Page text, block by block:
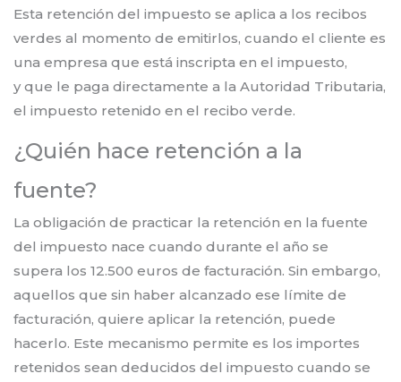
Esta retención del impuesto se aplica a los recibos
verdes al momento de emitirlos, cuando el cliente es
una empresa que está inscripta en el impuesto,
y que le paga directamente a la Autoridad Tributaria,
el impuesto retenido en el recibo verde.
¿Quién hace retención a la
fuente?
La obligación de practicar la retención en la fuente
del impuesto nace cuando durante el año se
supera los 12.500 euros de facturación. Sin embargo,
aquellos que sin haber alcanzado ese límite de
facturación, quiere aplicar la retención, puede
hacerlo. Este mecanismo permite es los importes
retenidos sean deducidos del impuesto cuando se